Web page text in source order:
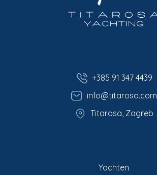
+385 91 347 4439
info@titarosa.com
Titarosa, Zagreb
Yachten